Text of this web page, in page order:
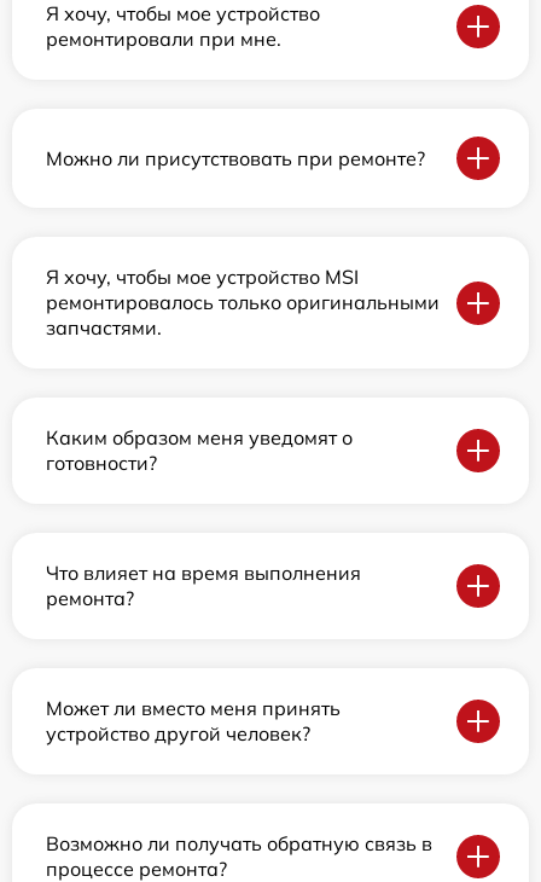
Я хочу, чтобы мое устройство
ремонтировали при мне.
Можно ли присутствовать при ремонте?
Я хочу, чтобы мое устройство MSI
ремонтировалось только оригинальными
запчастями.
Каким образом меня уведомят о
готовности?
Что влияет на время выполнения
ремонта?
Может ли вместо меня принять
устройство другой человек?
Возможно ли получать обратную связь в
процессе ремонта?